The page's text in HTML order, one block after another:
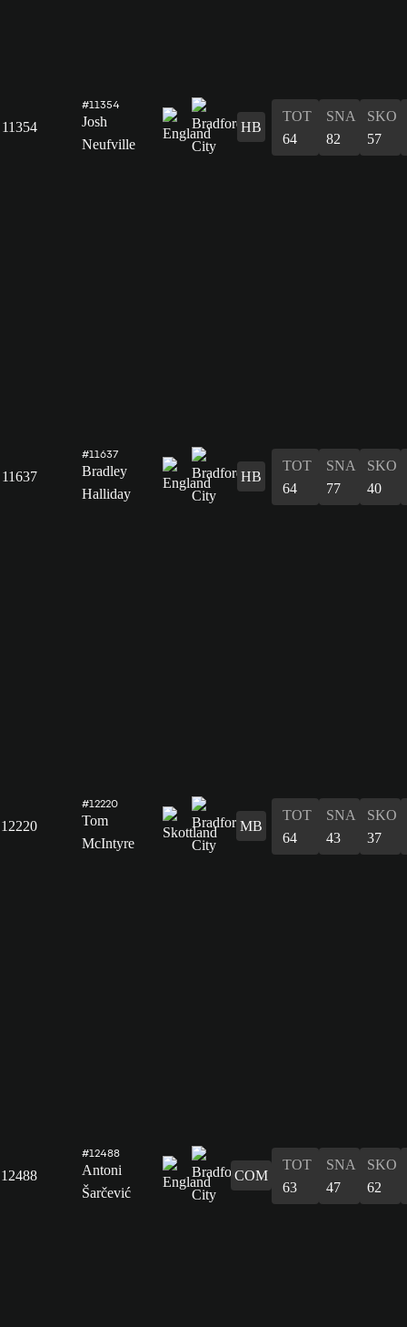
11354
#11354
Josh
Neufville
HB
TOT
64
SNA
82
SKO
57
11637
#11637
Bradley
Halliday
HB
TOT
64
SNA
77
SKO
40
12220
#12220
Tom
McIntyre
MB
TOT
64
SNA
43
SKO
37
12488
#12488
Antoni
Šarčević
COM
TOT
63
SNA
47
SKO
62